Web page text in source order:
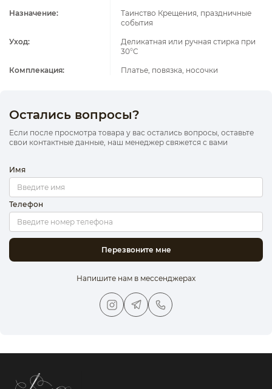
Назначение:
Таинство Крещения, праздничные
события
Уход:
Деликатная или ручная стирка при
30°C
Комплекация: Платье, повязка, носочки
Остались вопросы?
Если после просмотра товара у вас остались вопросы, оставьте
свои контактные данные, наш менеджер свяжется с вами
Имя
Телефон
Перезвоните мне
Напишите нам в мессенджерах